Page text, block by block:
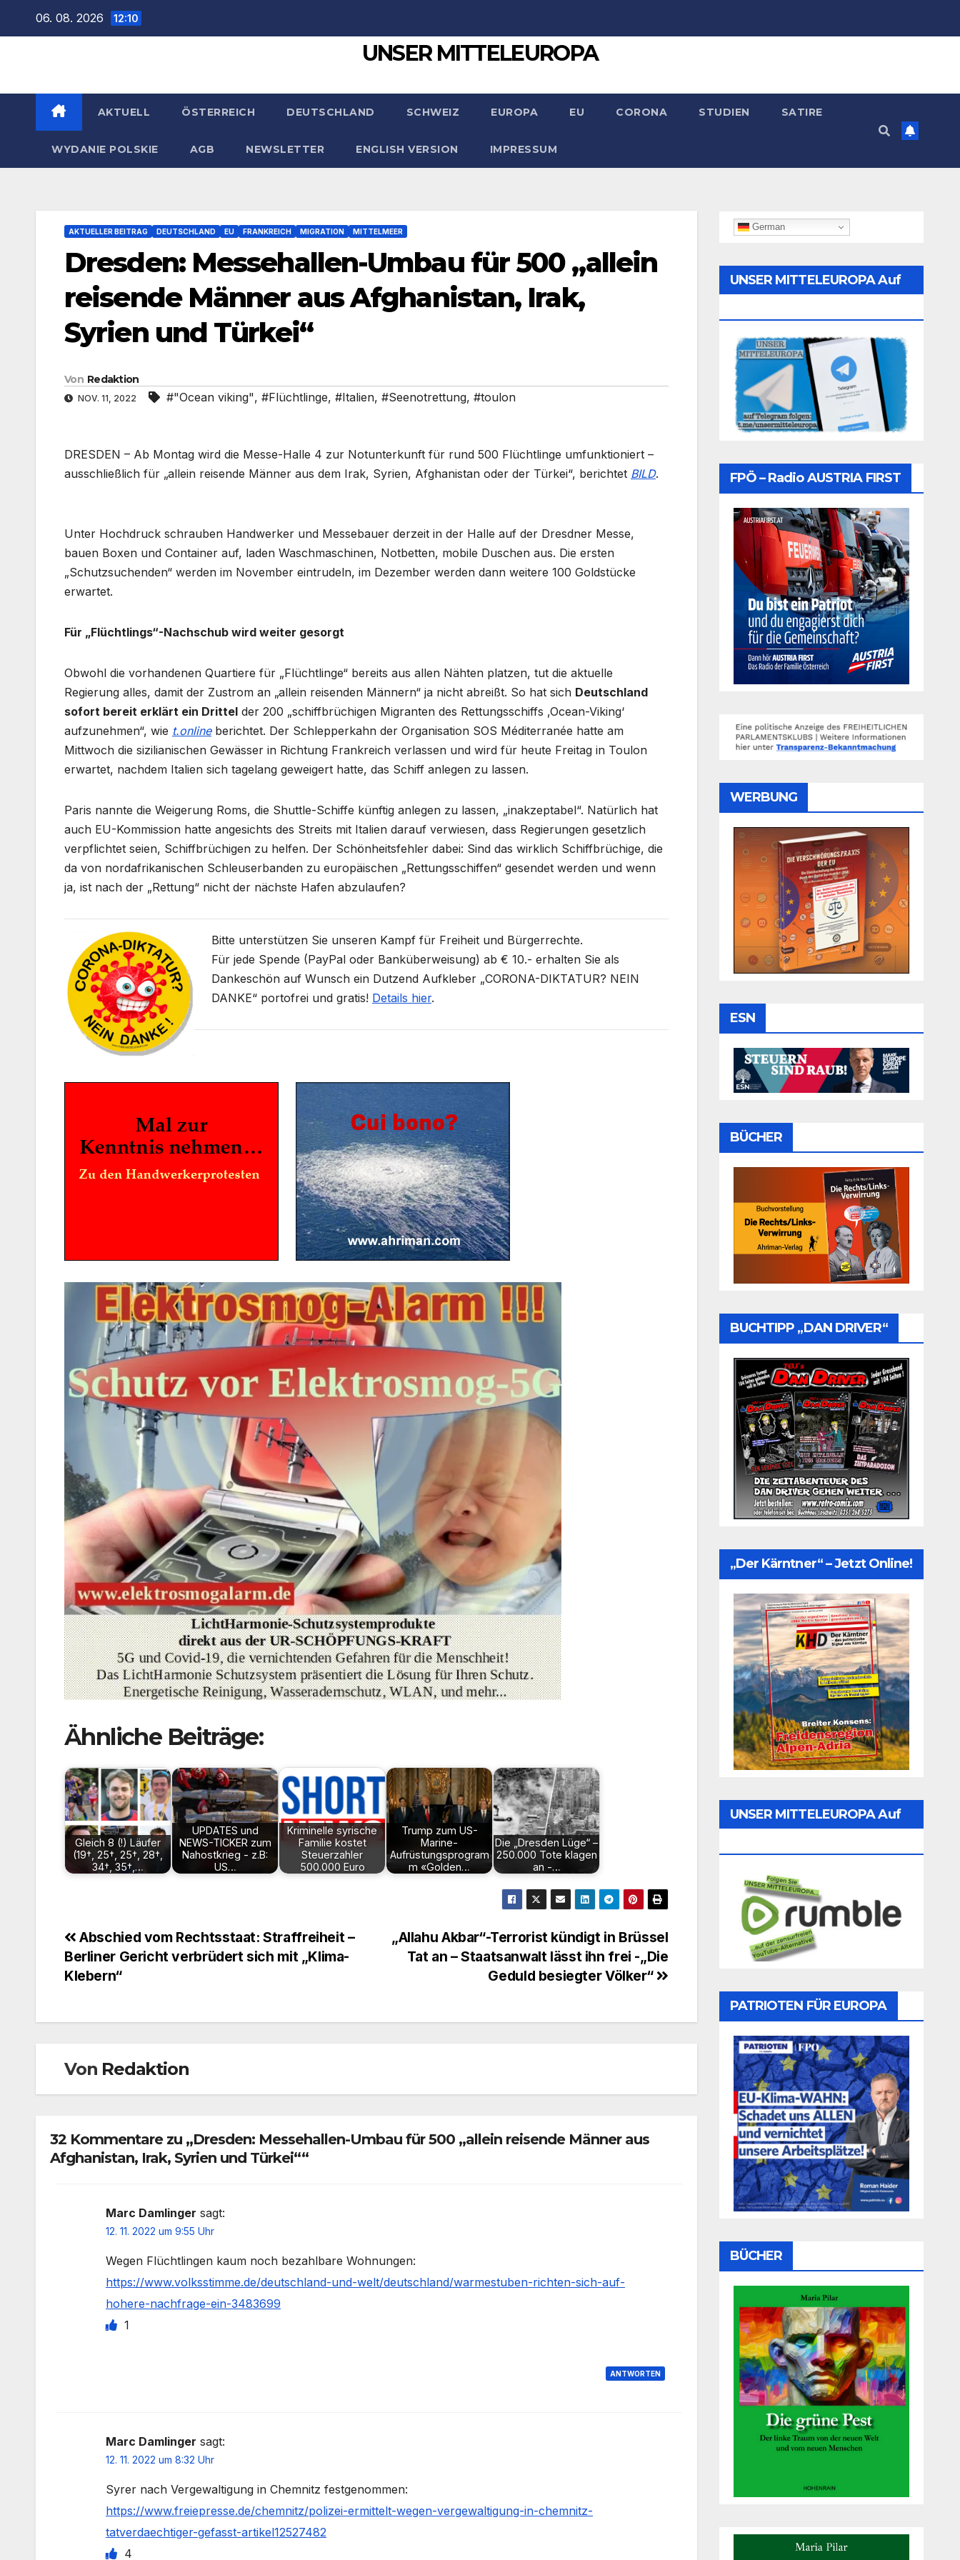
06. 08. 2026 12:10
UNSER MITTELEUROPA
AKTUELL ÖSTERREICH DEUTSCHLAND SCHWEIZ EUROPA EU CORONA STUDIEN SATIRE
WYDANIE POLSKIE AGB NEWSLETTER ENGLISH VERSION IMPRESSUM
AKTUELLER BEITRAG DEUTSCHLAND EU FRANKREICH MIGRATION MITTELMEER
Dresden: Messehallen-Umbau für 500 „allein
reisende Männer aus Afghanistan, Irak,
Syrien und Türkei“
Von Redaktion
NOV. 11, 2022 #"Ocean viking", #Flüchtlinge, #Italien, #Seenotrettung, #toulon
DRESDEN – Ab Montag wird die Messe-Halle 4 zur Notunterkunft für rund 500 Flüchtlinge umfunktioniert –
ausschließlich für „allein reisende Männer aus dem Irak, Syrien, Afghanistan oder der Türkei“, berichtet BILD.
Unter Hochdruck schrauben Handwerker und Messebauer derzeit in der Halle auf der Dresdner Messe,
bauen Boxen und Container auf, laden Waschmaschinen, Notbetten, mobile Duschen aus. Die ersten
„Schutzsuchenden“ werden im November eintrudeln, im Dezember werden dann weitere 100 Goldstücke
erwartet.
Für „Flüchtlings“-Nachschub wird weiter gesorgt
Obwohl die vorhandenen Quartiere für „Flüchtlinge“ bereits aus allen Nähten platzen, tut die aktuelle
Regierung alles, damit der Zustrom an „allein reisenden Männern“ ja nicht abreißt. So hat sich Deutschland
sofort bereit erklärt ein Drittel der 200 „schiffbrüchigen Migranten des Rettungsschiffs ‚Ocean-Viking‘
aufzunehmen“, wie t.onlineberichtet. Der Schlepperkahn der Organisation SOS Méditerranée hatte am
Mittwoch die sizilianischen Gewässer in Richtung Frankreich verlassen und wird für heute Freitag in Toulon
erwartet, nachdem Italien sich tagelang geweigert hatte, das Schiff anlegen zu lassen.
Paris nannte die Weigerung Roms, die Shuttle-Schiffe künftig anlegen zu lassen, „inakzeptabel“. Natürlich hat
auch EU-Kommission hatte angesichts des Streits mit Italien darauf verwiesen, dass Regierungen gesetzlich
verpflichtet seien, Schiffbrüchigen zu helfen. Der Schönheitsfehler dabei: Sind das wirklich Schiffbrüchige, die
da von nordafrikanischen Schleuserbanden zu europäischen „Rettungsschiffen“ gesendet werden und wenn
ja, ist nach der „Rettung“ nicht der nächste Hafen abzulaufen?
Bitte unterstützen Sie unseren Kampf für Freiheit und Bürgerrechte.
Für jede Spende (PayPal oder Banküberweisung) ab € 10.- erhalten Sie als
Dankeschön auf Wunsch ein Dutzend Aufkleber „CORONA-DIKTATUR? NEIN
DANKE“ portofrei und gratis! Details hier.
Ähnliche Beiträge:
Gleich 8 (!) Läufer
(19†, 25†, 25†, 28†,
34†, 35†,…
UPDATES und
NEWS-TICKER zum
Nahostkrieg - z.B:
US…
Kriminelle syrische
Familie kostet
Steuerzahler
500.000 Euro
Trump zum US-
Marine-
Aufrüstungsprogram
m «Golden…
Die „Dresden Lüge“ –
250.000 Tote klagen
an -…
Beitragsnavigation
„Allahu Akbar“-Terrorist kündigt in Brüssel
Tat an – Staatsanwalt lässt ihn frei -„Die
Geduld besiegter Völker“
Abschied vom Rechtsstaat: Straffreiheit –
Berliner Gericht verbrüdert sich mit „Klima-
Klebern“
Von Redaktion
32 Kommentare zu „Dresden: Messehallen-Umbau für 500 „allein reisende Männer aus
Afghanistan, Irak, Syrien und Türkei““
Marc Damlinger sagt:
12. 11. 2022 um 9:55 Uhr
Wegen Flüchtlingen kaum noch bezahlbare Wohnungen:
https://www.volksstimme.de/deutschland-und-welt/deutschland/warmestuben-richten-sich-auf-
hohere-nachfrage-ein-3483699
1
ANTWORTEN
Marc Damlinger sagt:
12. 11. 2022 um 8:32 Uhr
Syrer nach Vergewaltigung in Chemnitz festgenommen:
https://www.freiepresse.de/chemnitz/polizei-ermittelt-wegen-vergewaltigung-in-chemnitz-
tatverdaechtiger-gefasst-artikel12527482
4
German
UNSER MITTELEUROPA Auf
FPÖ – Radio AUSTRIA FIRST
WERBUNG
ESN
BÜCHER
BUCHTIPP „DAN DRIVER“
„Der Kärntner“ – Jetzt Online!
UNSER MITTELEUROPA Auf
PATRIOTEN FÜR EUROPA
BÜCHER